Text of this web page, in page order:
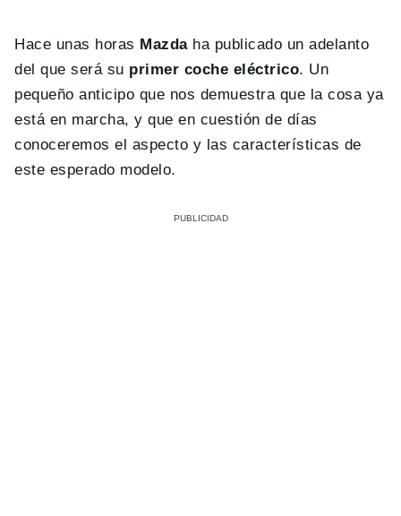
Hace unas horas Mazdaha publicado un adelanto
del que será su primer coche eléctrico. Un
pequeño anticipo que nos demuestra que la cosa ya
está en marcha, y que en cuestión de días
conoceremos el aspecto y las características de
este esperado modelo.